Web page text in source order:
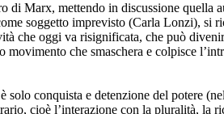
Marx, mettendo in discussione quella
soggetto imprevisto (Carla Lonzi),
che oggi va risignificata, che può
che smaschera e colpisce
conquista e detenzione del potere
cioè l’interazione con la pluralità, la